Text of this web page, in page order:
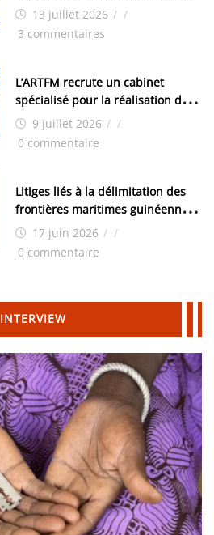
examens nationaux : « Si ce sont
les élections, on trouve tous les
13 juillet 2026 / /
3 commentaires
L’ARTFM recrute un cabinet
spécialisé pour la réalisation des
études techniques
9 juillet 2026 / /
0 commentaire
Litiges liés à la délimitation des
frontières maritimes guinéennes:
Idrissa Chérif écrit au ministre
des Hydrocarbures
17 juin 2026 / /
0 commentaire
INTERVIEW